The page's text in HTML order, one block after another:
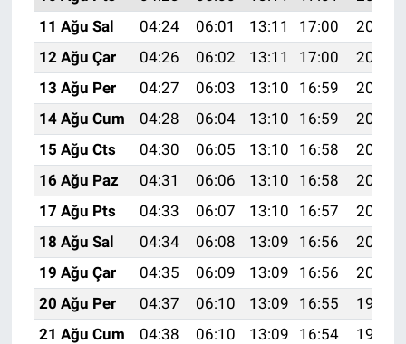
11 Ağu Sal
04:24 06:01 13:11 17:00
20:11
12 Ağu Çar
04:26 06:02 13:11 17:00
20:09
13 Ağu Per
04:27 06:03 13:10 16:59
20:08
14 Ağu Cum
04:28 06:04 13:10 16:59
20:07
15 Ağu Cts
04:30 06:05 13:10 16:58
20:05
16 Ağu Paz
04:31 06:06 13:10 16:58
20:04
17 Ağu Pts
04:33 06:07 13:10 16:57
20:03
18 Ağu Sal
04:34 06:08 13:09 16:56
20:01
19 Ağu Çar
04:35 06:09 13:09 16:56
20:00
20 Ağu Per
04:37 06:10 13:09 16:55
19:58
21 Ağu Cum
04:38 06:10 13:09 16:54
19:57